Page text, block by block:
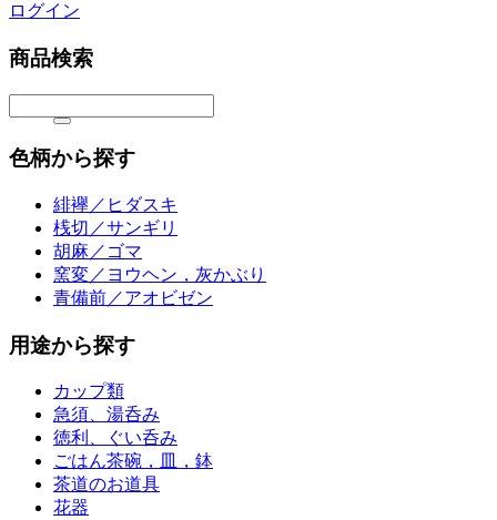
ログイン
商品検索
色柄から探す
緋襷／ヒダスキ
桟切／サンギリ
胡麻／ゴマ
窯変／ヨウヘン，灰かぶり
青備前／アオビゼン
用途から探す
カップ類
急須、湯呑み
徳利、ぐい呑み
ごはん茶碗，皿，鉢
茶道のお道具
花器